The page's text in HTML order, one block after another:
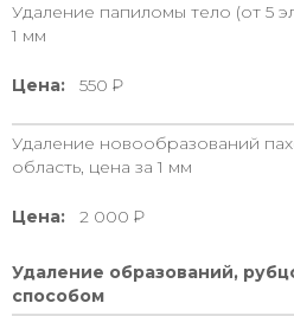
Удаление папиломы тело (от 5
1 мм
Цена: 550
Удаление новообразований
область, цена за 1 мм
Цена: 2 000
Удаление образований,
способом